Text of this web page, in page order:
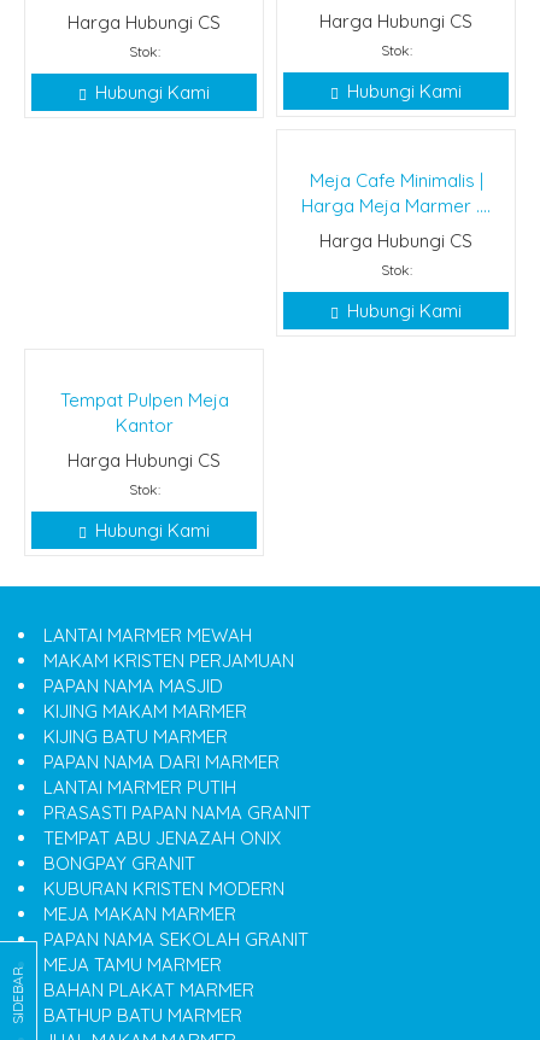
Harga Hubungi CS
Stok:
Hubungi Kami
Harga Hubungi CS
Stok:
Hubungi Kami
Meja Cafe Minimalis |
Harga Meja Marmer ....
Harga Hubungi CS
Stok:
Hubungi Kami
Tempat Pulpen Meja
Kantor
Harga Hubungi CS
Stok:
Hubungi Kami
SIDEBAR
LANTAI MARMER MEWAH
MAKAM KRISTEN PERJAMUAN
PAPAN NAMA MASJID
KIJING MAKAM MARMER
KIJING BATU MARMER
PAPAN NAMA DARI MARMER
LANTAI MARMER PUTIH
PRASASTI PAPAN NAMA GRANIT
TEMPAT ABU JENAZAH ONIX
BONGPAY GRANIT
KUBURAN KRISTEN MODERN
MEJA MAKAN MARMER
PAPAN NAMA SEKOLAH GRANIT
MEJA TAMU MARMER
BAHAN PLAKAT MARMER
BATHUP BATU MARMER